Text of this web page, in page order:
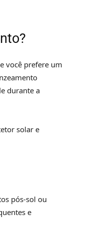
você prefere um
durante a
solar e
pós-sol ou
e